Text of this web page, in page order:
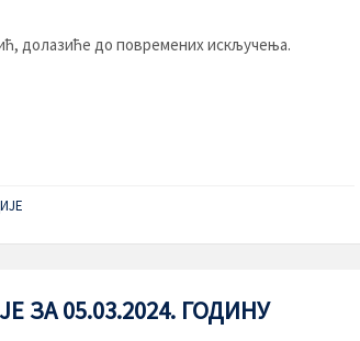
долазиће до повремених искључења.
ЗА 05.03.2024. ГОДИНУ